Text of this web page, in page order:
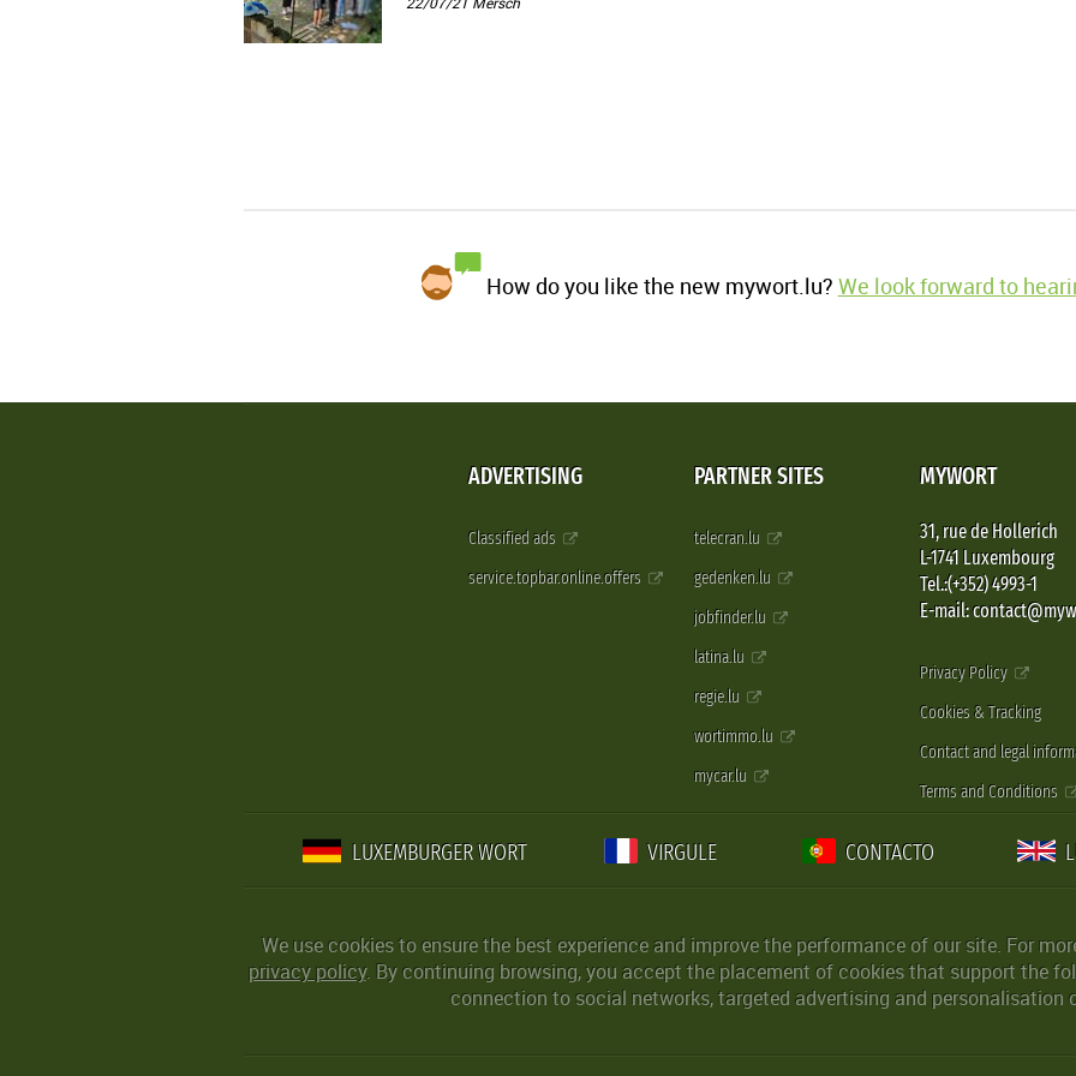
How do you like the new mywort.lu? We look forward to
ADVERTISING
Classified ads
service.topbar.online.offers
PARTNER SITES
telecran.lu
gedenken.lu
jobfinder.lu
latina.lu
regie.lu
wortimmo.lu
mycar.lu
MYWORT
31, rue de Hollerich
L-1741 Luxembourg
Tel.:(+352) 4993-1
E-mail:
Privacy Policy
Cookies & Tracking
Contact and legal
Terms and Conditions
LUXEMBURGER WORT VIRGULE CONTACTO
We use cookies to ensure the best experience and improve the performance of our site. For
privacy policy. By continuing browsing, you accept the placement of cookies that support the
connection to social networks, targeted advertising and personalisation